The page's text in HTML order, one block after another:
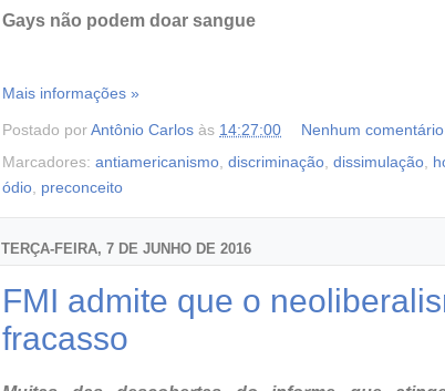
Gays não podem doar sangue
Mais informações »
Postado porAntônio Carlos às 14:27:00
Nenhum
Marcadores: antiamericanismo, discriminação, dissimulação,
ódio, preconceito
TERÇA-FEIRA, 7 DE JUNHO DE 2016
FMI admite que o
fracasso